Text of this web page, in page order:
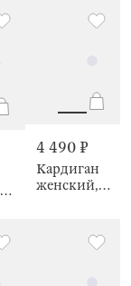
4 490 ₽
Кардиган
женский,